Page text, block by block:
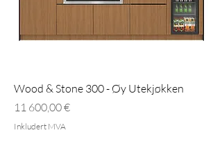
Wood & Stone 300 - Øy Utekjøkken
Pris
11 600,00 €
Inkludert MVA